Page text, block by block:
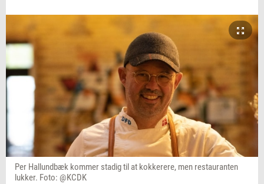
Per Hallundbæk kommer stadig til at kokkerere, men restauranten
lukker. Foto: @KCDK